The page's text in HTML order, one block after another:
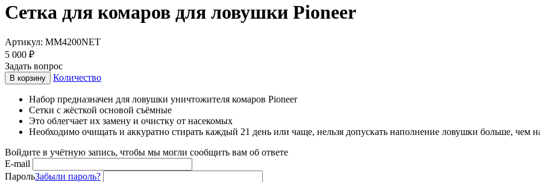
Сетка для комаров для ловушки Pioneer
Артикул: MM4200NET
5 000 ₽
Задать вопрос
В корзину Количество
Набор предназначен для ловушки уничтожителя комаров Pioneer
Сетки с жёсткой основой съёмные
Это облегчает их замену и очистку от насекомых
Необходимо очищать и аккуратно стирать каждый 21 день или чаще, нельзя допускать наполнение ловушки больше, чем
Войдите в учётную запись, чтобы мы могли сообщить вам об ответе
E-mail
ПарольЗабыли пароль?